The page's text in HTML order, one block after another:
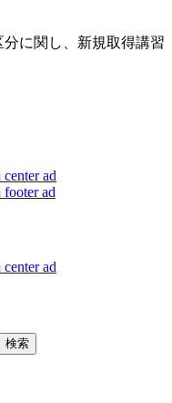
に関し、新規取得講習